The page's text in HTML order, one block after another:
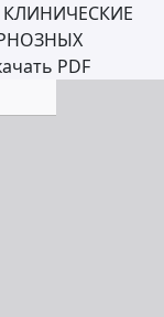
КЛИНИЧЕСКИЕ
PDF